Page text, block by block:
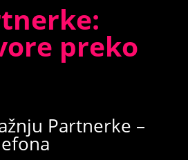
preko
Partnerke –